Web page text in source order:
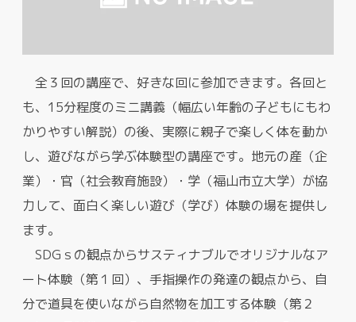
全３回の講座で、好きな回に参加できます。各回と
も、15分程度のミニ講義（幅広い年齢の子どもにもわ
かりやすい解説）の後、実際に親子で楽しく体を動か
し、遊びながら学ぶ体験型の講座です。地元の産（企
業）・官（社会教育施設）・学（福山市立大学）が協
力して、面白く楽しい遊び（学び）体験の場を提供し
ます。
SDGｓの観点からサスティナブルでオリジナルなア
ート体験（第１回）、手指操作の発達の観点から、自
分で道具を使いながら自然物を加工する体験（第２